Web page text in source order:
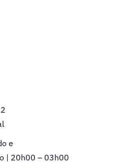
e
| 20h00 – 03h00